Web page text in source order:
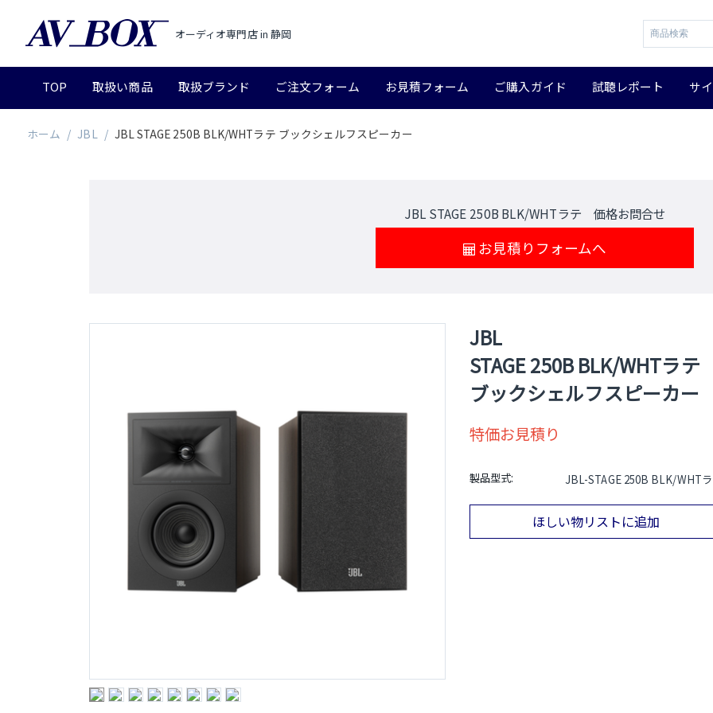
オーディオ専門店 in 静岡
TOP 取扱い商品 取扱ブランド ご注文フォーム お見積フォーム ご購入ガイド 試聴レポート サ
ホーム / JBL / JBL STAGE 250B BLK/WHTラテ ブックシェルフスピーカー
JBL STAGE 250B BLK/WHTラテ 価格お問合せ
お見積りフォームへ
JBL
STAGE 250B BLK/WHTラテ
ブックシェルフスピーカー
特価お見積り
製品型式: JBL-STAGE 250B BLK/WHT
ほしい物リストに追加